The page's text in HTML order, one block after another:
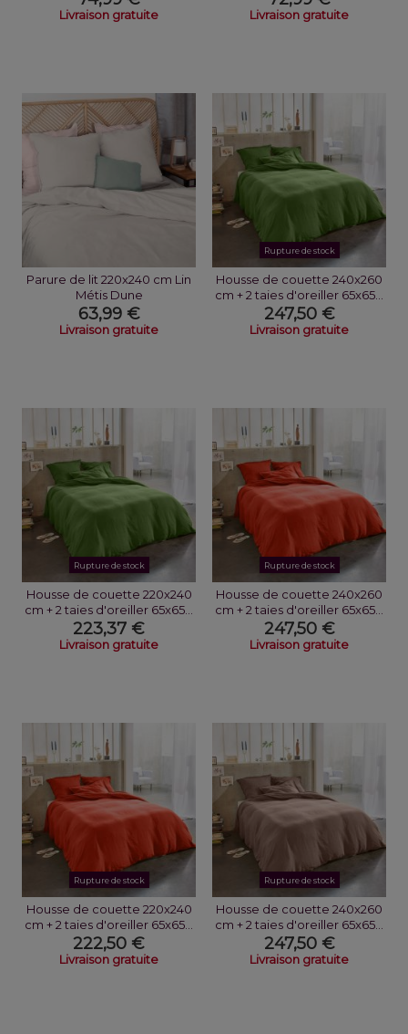
Livraison gratuite Livraison gratuite
Parure de lit 220x240 cm Lin
Métis Dune
63,99 €
Livraison gratuite
Rupture de stock
Housse de couette 240x260
cm + 2 taies d'oreiller 65x65...
247,50 €
Livraison gratuite
Rupture de stock
Housse de couette 220x240
cm + 2 taies d'oreiller 65x65...
223,37 €
Livraison gratuite
Rupture de stock
Housse de couette 240x260
cm + 2 taies d'oreiller 65x65...
247,50 €
Livraison gratuite
Rupture de stock
Housse de couette 220x240
cm + 2 taies d'oreiller 65x65...
222,50 €
Livraison gratuite
Rupture de stock
Housse de couette 240x260
cm + 2 taies d'oreiller 65x65...
247,50 €
Livraison gratuite